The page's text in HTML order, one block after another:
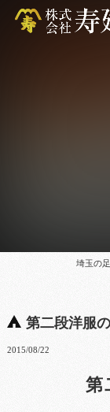
埼玉の
第二段洋服
2015/08/22
第